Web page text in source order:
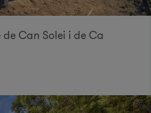
Can Solei i de Ca